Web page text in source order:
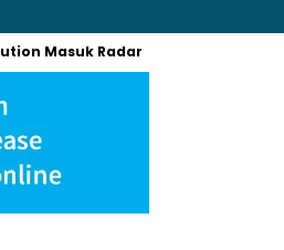
Radar Pemeriksaan